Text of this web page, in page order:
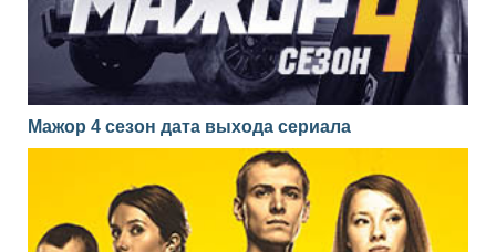
Мажор 4 сезон дата выхода сериала